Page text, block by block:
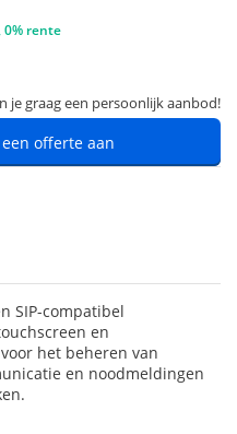
0% rente
je graag een persoonlijk aanbod!
offerte aan
SIP-compatibel
en
het beheren van
en noodmeldingen